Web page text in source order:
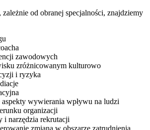
od obranej specjalności, znajdziemy
zawodowych
zróżnicowanym kulturowo
i ryzyka
wywierania wpływu na ludzi
organizacji
i narzędzia rekrutacji
zmianą w obszarze zatrudnienia